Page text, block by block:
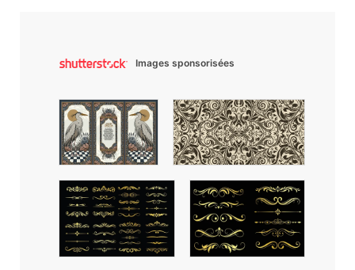
Images sponsorisées